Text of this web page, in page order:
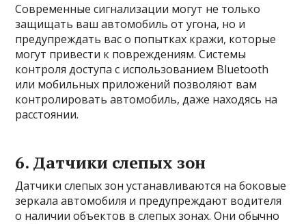
Современные сигнализации могут не только
защищать ваш автомобиль от угона, но и
предупреждать вас о попытках кражи, которые
могут привести к повреждениям. Системы
контроля доступа с использованием Bluetooth
или мобильных приложений позволяют вам
контролировать автомобиль, даже находясь на
расстоянии.
6. Датчики слепых зон
Датчики слепых зон устанавливаются на боковые
зеркала автомобиля и предупреждают водителя
о наличии объектов в слепых зонах. Они обычно